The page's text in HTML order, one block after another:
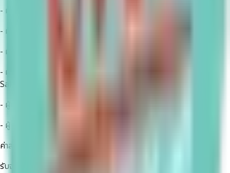
- ผู้ที่ต้องการเก็บพอร์ต (Portfolio) ด้านกิจกรรมและการจัดงาน
- ผู้ที่อยากเรียนรู้กระบวนการจัดอีเวนต์ตั้งแต่ต้นจนจบ
- ผู้ที่ชอบการคิดไอเดีย หรือชอบการออกแบบ (Creative & Design)
- ผู้ที่ชอบการวางแผน การจัดการ หรือการเจรจา (Management &
Sales)
- ผู้ที่ต้องการพัฒนาทักษะความเป็นผู้นำและการทำงานเป็นทีม
- ผู้ที่อยากเปลี่ยนจาก "เด็กธรรมดา" สู่ "CREW มืออาชีพ
ค่าสมัครเริ่มต้น 1,400 บาท สำหรับ 1 วัน
รับจำนวนจำกัดเพียง 50 คนต่อรอบ